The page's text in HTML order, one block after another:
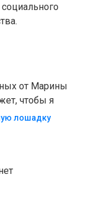
от Марины
чтобы я
лошадку
нет